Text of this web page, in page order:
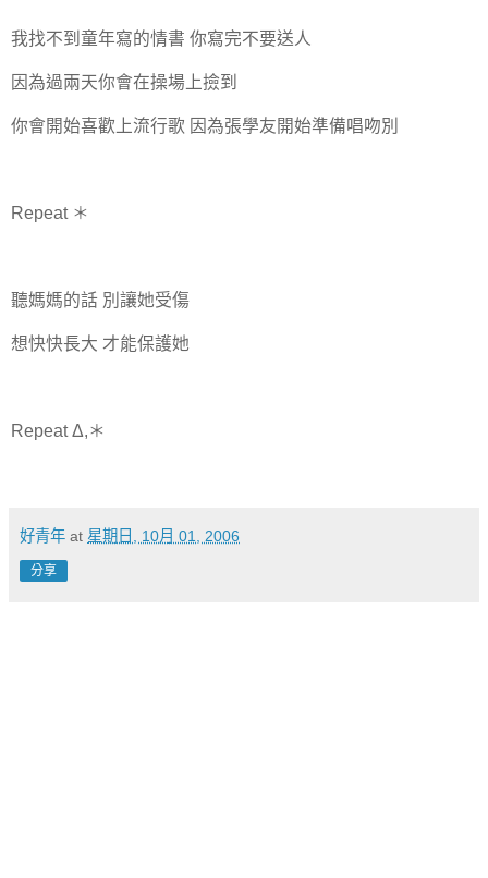
我找不到童年寫的情書 你寫完不要送人
因為過兩天你會在操場上撿到
你會開始喜歡上流行歌 因為張學友開始準備唱吻別
Repeat ＊
聽媽媽的話 別讓她受傷
想快快長大 才能保護她
Repeat Δ,＊
好青年 at 星期日, 10月 01, 2006
分享